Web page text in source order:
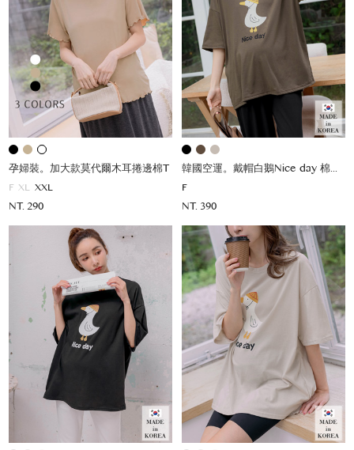
孕婦裝。加大款莫代爾木耳捲邊棉T
F XL XXL
NT. 290
韓國空運。戴帽白鵝Nice day 棉上衣
F
NT. 390